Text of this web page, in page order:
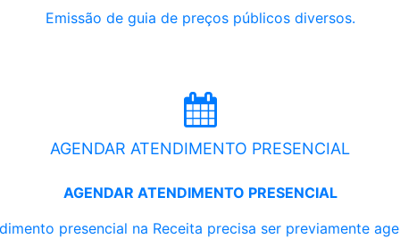
Emissão de guia de preços públicos diversos.
AGENDAR ATENDIMENTO PRESENCIAL
AGENDAR ATENDIMENTO PRESENCIAL
presencial na Receita precisa ser previamente